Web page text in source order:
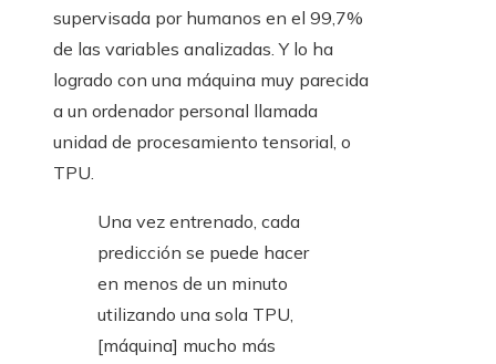
supervisada por humanos en el 99,7%
de las variables analizadas. Y lo ha
logrado con una máquina muy parecida
a un ordenador personal llamada
unidad de procesamiento tensorial, o
TPU.
Una vez entrenado, cada
predicción se puede hacer
en menos de un minuto
utilizando una sola TPU,
[máquina] mucho más